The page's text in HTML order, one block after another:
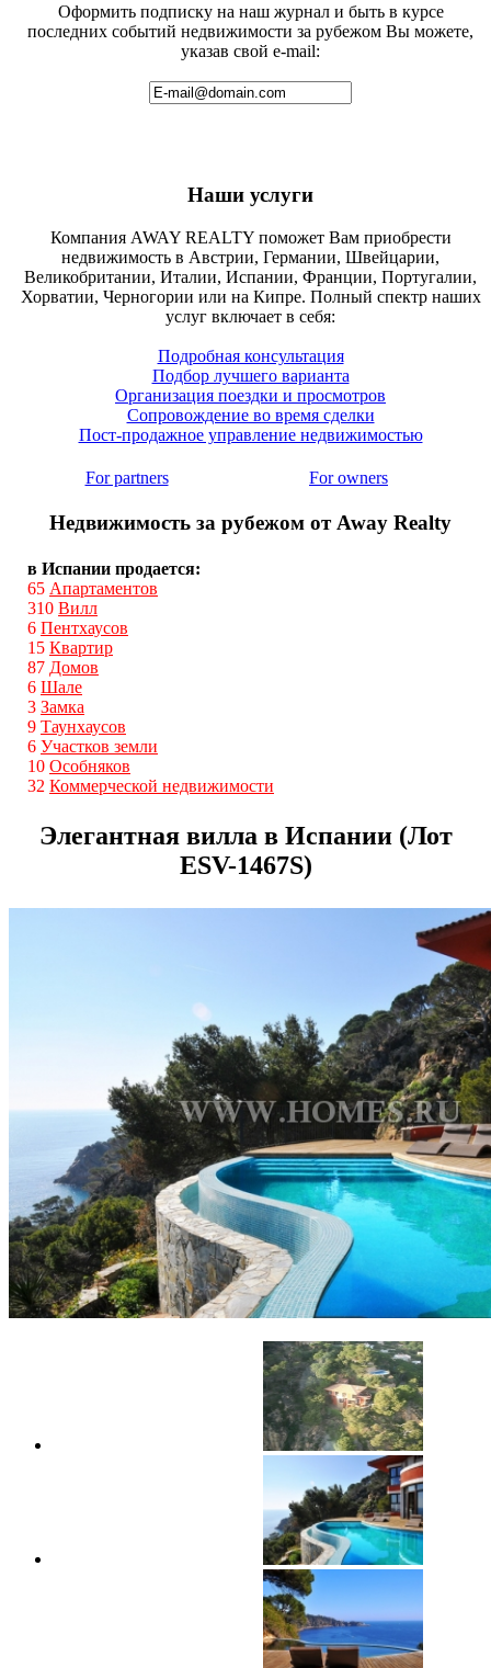
Оформить подписку на наш журнал и быть в курсе
последних событий недвижимости за рубежом Вы можете,
указав свой e-mail:
Наши услуги
Компания AWAY REALTY поможет Вам приобрести
недвижимость в Австрии, Германии, Швейцарии,
Великобритании, Италии, Испании, Франции, Португалии,
Хорватии, Черногории или на Кипре. Полный спектр наших
услуг включает в себя:
Подробная консультация
Подбор лучшего варианта
Организация поездки и просмотров
Сопровождение во время сделки
Пост-продажное управление недвижимостью
For partners For owners
Недвижимость за рубежом от Away Realty
в Испании продается:
65 Апартаментов
310 Вилл
6 Пентхаусов
15 Квартир
87 Домов
6 Шале
3 Замка
9 Таунхаусов
6 Участков земли
10 Особняков
32 Коммерческой недвижимости
Элегантная вилла в Испании (Лот
ESV-1467S)